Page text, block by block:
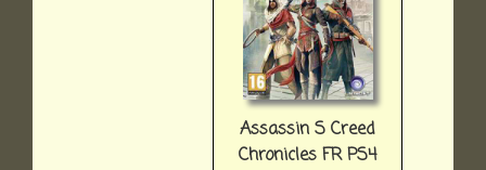
Assassin S Creed
Chronicles FR PS4